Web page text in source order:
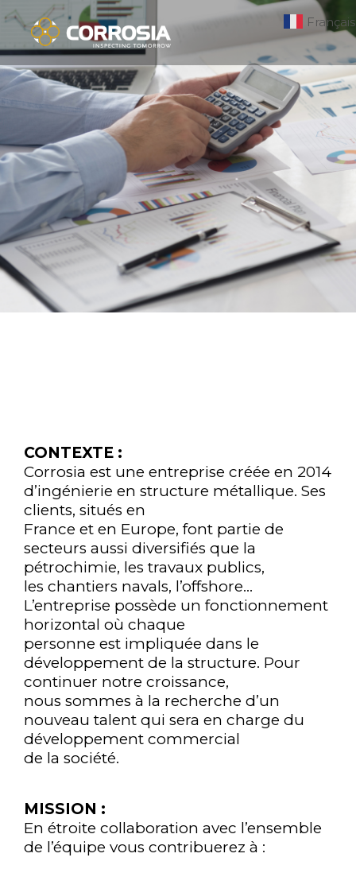
CONTEXTE :
Corrosia est une entreprise créée en 2014
d’ingénierie en structure métallique. Ses
clients, situés en
France et en Europe, font partie de
secteurs aussi diversifiés que la
pétrochimie, les travaux publics,
les chantiers navals, l’offshore…
L’entreprise possède un fonctionnement
horizontal où chaque
personne est impliquée dans le
développement de la structure. Pour
continuer notre croissance,
nous sommes à la recherche d’un
nouveau talent qui sera en charge du
développement commercial
de la société.
MISSION :
En étroite collaboration avec l’ensemble
de l’équipe vous contribuerez à :
Français